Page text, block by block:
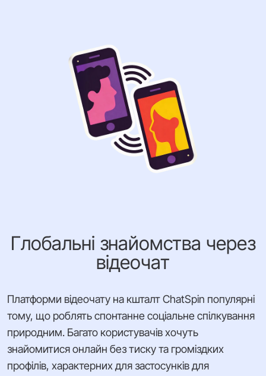
Глобальні знайомства через
відеочат
Платформи відеочату на кшталт ChatSpin популярні
тому, що роблять спонтанне соціальне спілкування
природним. Багато користувачів хочуть
знайомитися онлайн без тиску та громіздких
профілів, характерних для застосунків для